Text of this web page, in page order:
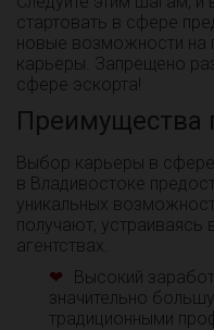
стартовать в сфере
новые возможности на
карьеры. Запрещено
сфере эскорта!
Преимущества
Выбор карьеры в
в Владивостоке
уникальных
получают, устраиваясь
агентствах.
Высокий
значительно
традиционными